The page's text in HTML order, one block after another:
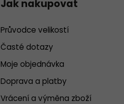
Jak nakupovat
Průvodce velikostí
Časté dotazy
Moje objednávka
Doprava a platby
Vrácení a výměna zboží